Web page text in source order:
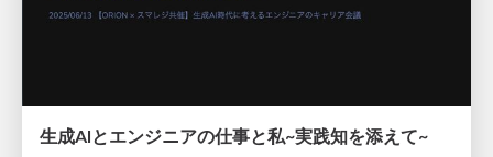
生成AIとエンジニアの仕事と私~実践知を添えて~